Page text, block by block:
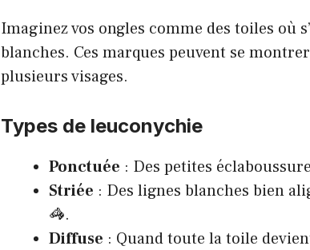
Imaginez vos ongles comme des toiles où
blanches. Ces marques peuvent se
plusieurs visages.
Types de leuconychie
Ponctuée : Des petites
Striée : Des lignes blanches bien
🦓.
Diffuse : Quand toute la toile